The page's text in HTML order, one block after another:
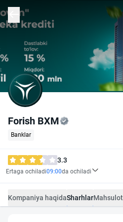
Forish BXM
Banklar
3.3
Ertaga ochiladi09:00da ochiladi
Kompaniya haqidaSharhlar